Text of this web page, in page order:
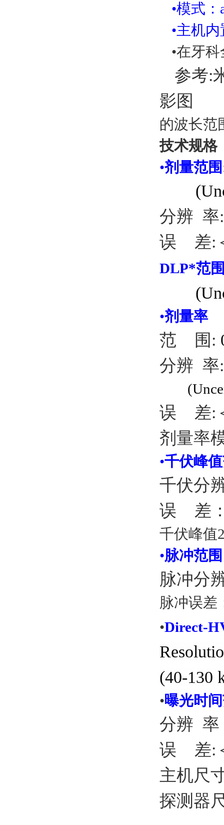
•模式
•主机
•在牙
参考:
影图
的波长范
技术规格
•剂量范围
分辨 率
误 差:
DLP*范
•剂量率
范 围:
分辨 率:
误 差:
剂量率
•千伏峰
千伏分
误 差：
千伏峰值
•脉冲范围
脉冲分
脉冲误差
•Direct-
(40-130
•曝光时
分辨 率
误 差:
主机尺
探测器